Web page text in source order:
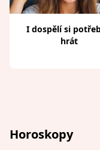
I dospělí si
hrát
Horoskopy